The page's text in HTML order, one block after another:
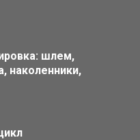
шлем,
наколенники,